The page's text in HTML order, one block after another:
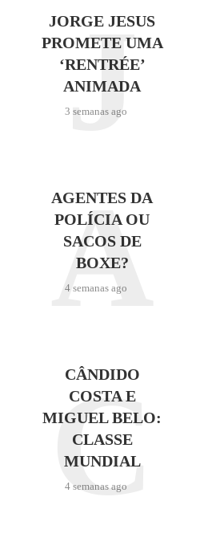
JORGE JESUS
PROMETE UMA
‘RENTRÉE’
ANIMADA
3 semanas ago
J
AGENTES DA
POLÍCIA OU
SACOS DE
BOXE?
4 semanas ago
A
CÂNDIDO
COSTA E
MIGUEL BELO:
CLASSE
MUNDIAL
4 semanas ago
C